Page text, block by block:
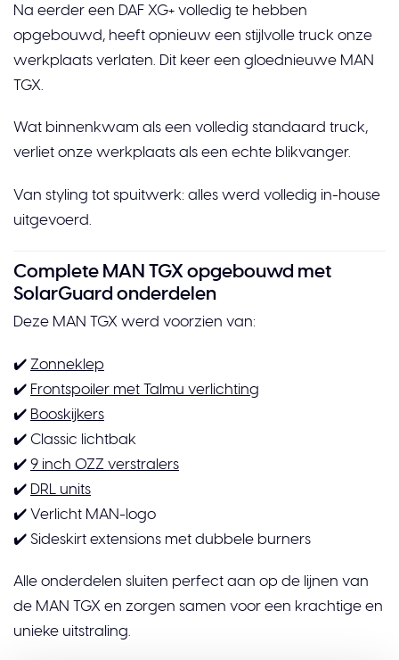
Na eerder een DAF XG+ volledig te hebben
opgebouwd, heeft opnieuw een stijlvolle truck onze
werkplaats verlaten. Dit keer een gloednieuwe MAN
TGX.
Wat binnenkwam als een volledig standaard truck,
verliet onze werkplaats als een echte blikvanger.
Van styling tot spuitwerk: alles werd volledig in-house
uitgevoerd.
Complete MAN TGX opgebouwd met
SolarGuard onderdelen
Deze MAN TGX werd voorzien van:
✔️ Zonneklep
✔️ Frontspoiler met Talmu verlichting
✔️ Booskijkers
✔️ Classic lichtbak
✔️ 9 inch OZZ verstralers
✔️ DRL units
✔️ Verlicht MAN-logo
✔️ Sideskirt extensions met dubbele burners
Alle onderdelen sluiten perfect aan op de lijnen van
de MAN TGX en zorgen samen voor een krachtige en
unieke uitstraling.